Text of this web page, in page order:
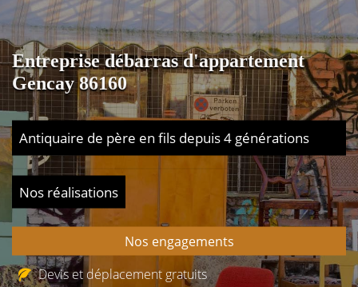
Entreprise débarras d'appartement
Gencay 86160
Antiquaire de père en fils depuis 4 générations
Nos réalisations
Nos engagements
Devis et déplacement gratuits